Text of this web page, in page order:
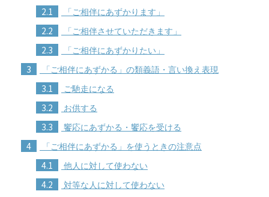
2.1 「ご相伴にあずかります」
2.2 「ご相伴させていただきます」
2.3 「ご相伴にあずかりたい」
3 「ご相伴にあずかる」の類義語・言い換え表現
3.1 ご馳走になる
3.2 お供する
3.3 饗応にあずかる・饗応を受ける
4 「ご相伴にあずかる」を使うときの注意点
4.1 他人に対して使わない
4.2 対等な人に対して使わない